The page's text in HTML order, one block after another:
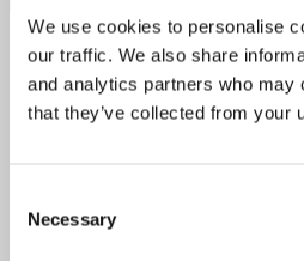
We use cookies to personalise
our traffic. We also share
and analytics partners who may
that they’ve collected from your
Selection
Necessary
Søk
etter: